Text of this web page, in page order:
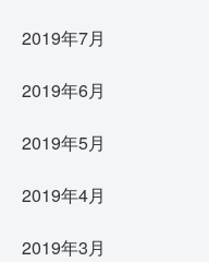
2019年7月
2019年6月
2019年5月
2019年4月
2019年3月